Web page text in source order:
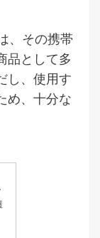
、その携帯
品として多
し、使用す
め、十分な